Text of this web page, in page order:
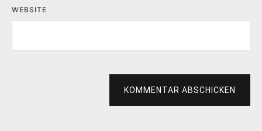
WEBSITE
KOMMENTAR ABSCHICKEN